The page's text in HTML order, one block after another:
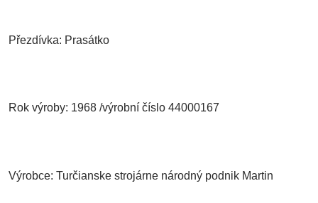
Přezdívka: Prasátko
Rok výroby: 1968 /výrobní číslo 44000167
Výrobce: Turčianske strojárne národný podnik Martin